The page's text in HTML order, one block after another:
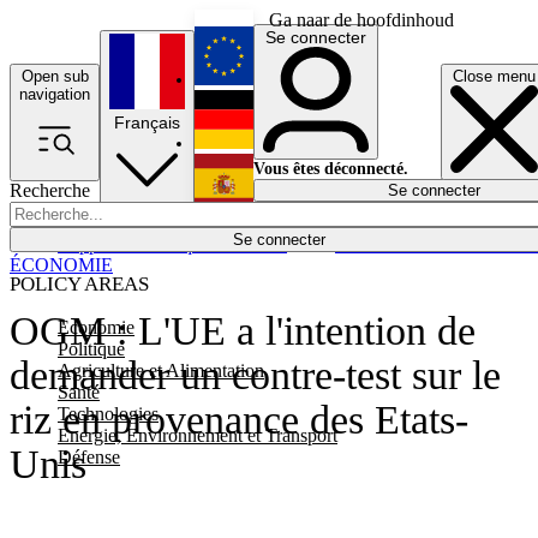
Ga naar de hoofdinhoud
Open sub
navigation
Close menu
Recherche
Se connecter
POLICY AREAS
Economie
Politique
Agriculture et Alimentation
Santé
Technologies
Energie, Environnement et Transport
Défense
Économie
Français
English
Deutsch
Español
Se connecter
Vous êtes déconnecté.
Se connecter
OGM : L'UE a l'intention de
demander un contre-test sur le
riz en provenance des Etats-
Unis
ÉCONOMIE